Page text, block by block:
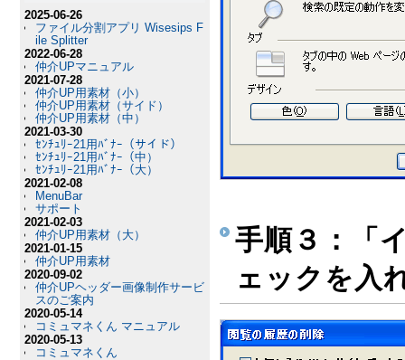
2025-06-26
ファイル分割アプリ Wisesips F
ile Splitter
2022-06-28
仲介UPマニュアル
2021-07-28
仲介UP用素材（小）
仲介UP用素材（サイド）
仲介UP用素材（中）
2021-03-30
ｾﾝﾁｭﾘｰ21用ﾊﾞﾅｰ（サイド）
ｾﾝﾁｭﾘｰ21用ﾊﾞﾅｰ（中）
ｾﾝﾁｭﾘｰ21用ﾊﾞﾅｰ（大）
2021-02-08
MenuBar
サポート
2021-02-03
仲介UP用素材（大）
2021-01-15
仲介UP用素材
2020-09-02
仲介UPヘッダー画像制作サービ
スのご案内
2020-05-14
コミュマネくん マニュアル
2020-05-13
コミュマネくん
手順３：「
ェックを入